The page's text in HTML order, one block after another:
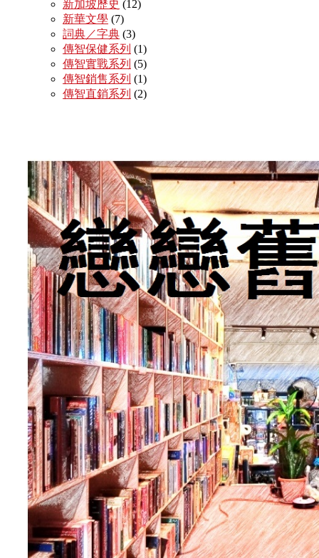
新加坡歷史 (12)
新華文學 (7)
詞典／字典 (3)
傳智保健系列 (1)
傳智實戰系列 (5)
傳智銷售系列 (1)
傳智直銷系列 (2)